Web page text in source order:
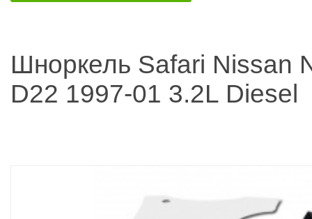
Шноркель Safari Nissan
D22 1997-01 3.2L Diesel